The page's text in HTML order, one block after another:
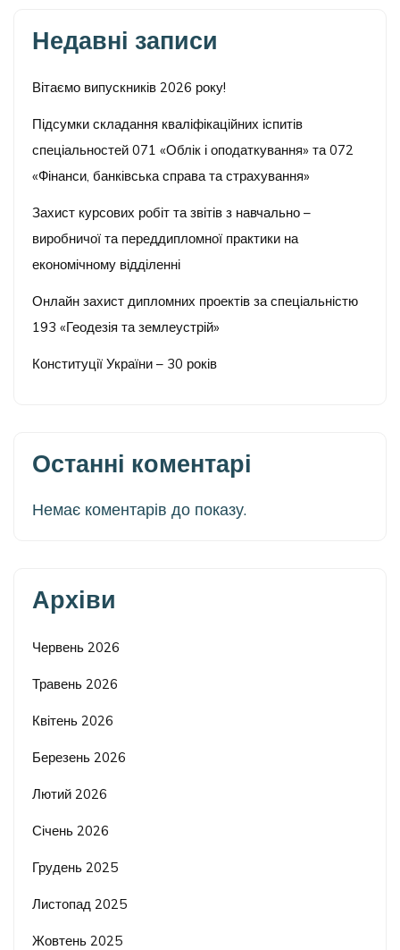
Недавні записи
Вітаємо випускників 2026 року!
Підсумки складання кваліфікаційних іспитів
спеціальностей 071 «Облік і оподаткування» та 072
«Фінанси, банківська справа та страхування»
Захист курсових робіт та звітів з навчально –
виробничої та переддипломної практики на
економічному відділенні
Онлайн захист дипломних проектів за спеціальністю
193 «Геодезія та землеустрій»
Конституції України – 30 років
Останні коментарі
Немає коментарів до показу.
Архіви
Червень 2026
Травень 2026
Квітень 2026
Березень 2026
Лютий 2026
Січень 2026
Грудень 2025
Листопад 2025
Жовтень 2025